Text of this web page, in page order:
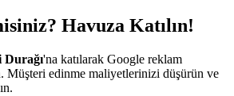
Havuza Katılın!
'na katılarak Google reklam
Müşteri edinme maliyetlerinizi düşürün ve